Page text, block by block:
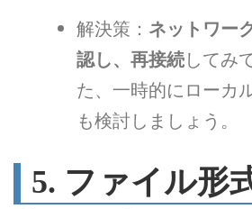
解決策： ネットワー
認し、再接続してみ
た、一時的にローカ
も検討しましょう。
5. ファイル形